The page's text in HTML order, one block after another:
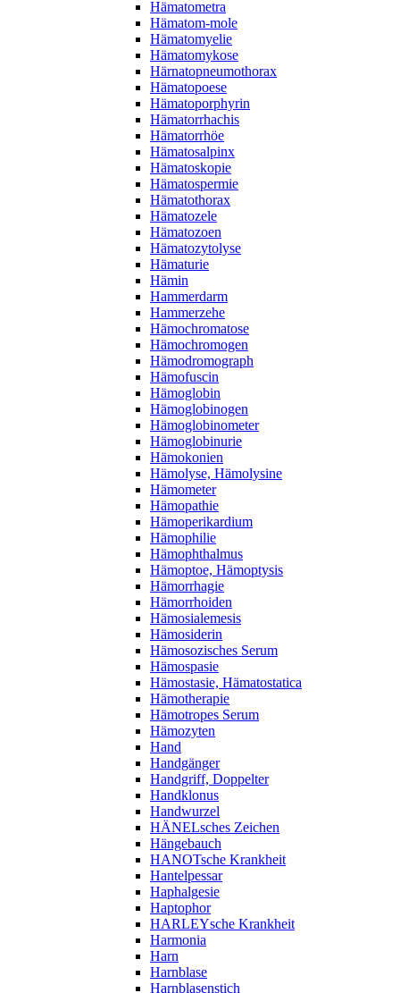
Hämatometra
Hämatom-mole
Hämatomyelie
Hämatomykose
Härnatopneumothorax
Hämatopoese
Hämatoporphyrin
Hämatorrhachis
Hämatorrhöe
Hämatosalpinx
Hämatoskopie
Hämatospermie
Hämatothorax
Hämatozele
Hämatozoen
Hämatozytolyse
Hämaturie
Hämin
Hammerdarm
Hammerzehe
Hämochromatose
Hämochromogen
Hämodromograph
Hämofuscin
Hämoglobin
Hämoglobinogen
Hämoglobinometer
Hämoglobinurie
Hämokonien
Hämolyse, Hämolysine
Hämometer
Hämopathie
Hämoperikardium
Hämophilie
Hämophthalmus
Hämoptoe, Hämoptysis
Hämorrhagie
Hämorrhoiden
Hämosialemesis
Hämosiderin
Hämosozisches Serum
Hämospasie
Hämostasie, Hämatostatica
Hämotherapie
Hämotropes Serum
Hämozyten
Hand
Handgänger
Handgriff, Doppelter
Handklonus
Handwurzel
HÄNELsches Zeichen
Hängebauch
HANOTsche Krankheit
Hantelpessar
Haphalgesie
Haptophor
HARLEYsche Krankheit
Harmonia
Harn
Harnblase
Harnblasenstich